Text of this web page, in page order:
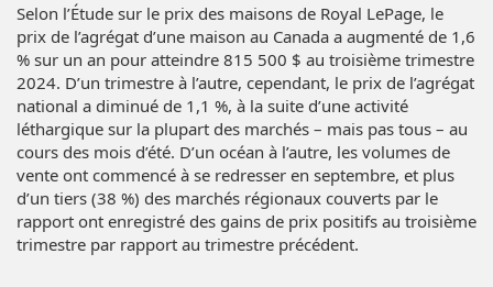
Selon l’Étude sur le prix des maisons de Royal LePage, le
prix de l’agrégat d’une maison au Canada a augmenté de 1,6
% sur un an pour atteindre 815 500 $ au troisième trimestre
2024. D’un trimestre à l’autre, cependant, le prix de l’agrégat
national a diminué de 1,1 %, à la suite d’une activité
léthargique sur la plupart des marchés – mais pas tous – au
cours des mois d’été. D’un océan à l’autre, les volumes de
vente ont commencé à se redresser en septembre, et plus
d’un tiers (38 %) des marchés régionaux couverts par le
rapport ont enregistré des gains de prix positifs au troisième
trimestre par rapport au trimestre précédent.